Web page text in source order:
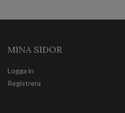
MINA SIDOR
Logga in
Registrera